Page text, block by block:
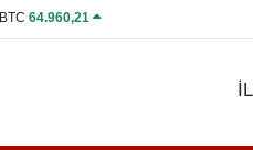
BTC 64.960,21